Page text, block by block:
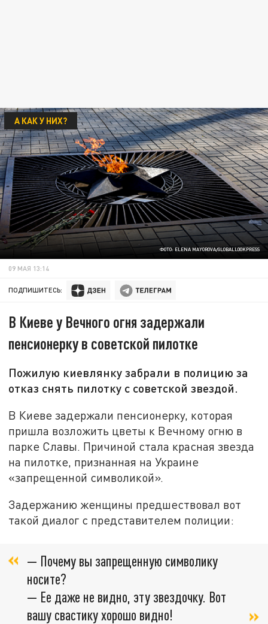
ФОТО: ELENA MAYOROVA/GLOBALLOOKPRESS
А КАК У НИХ?
09 МАЯ 13:14
ПОДПИШИТЕСЬ:
В Киеве у Вечного огня задержали
пенсионерку в советской пилотке
Пожилую киевлянку забрали в полицию за
отказ снять пилотку с советской звездой.
В Киеве задержали пенсионерку, которая
пришла возложить цветы к Вечному огню в
парке Славы. Причиной стала красная звезда
на пилотке, признанная на Украине
«запрещенной символикой».
Задержанию женщины предшествовал вот
такой диалог с представителем полиции:
— Почему вы запрещенную символику
носите?
— Ее даже не видно, эту звездочку. Вот
вашу свастику хорошо видно!